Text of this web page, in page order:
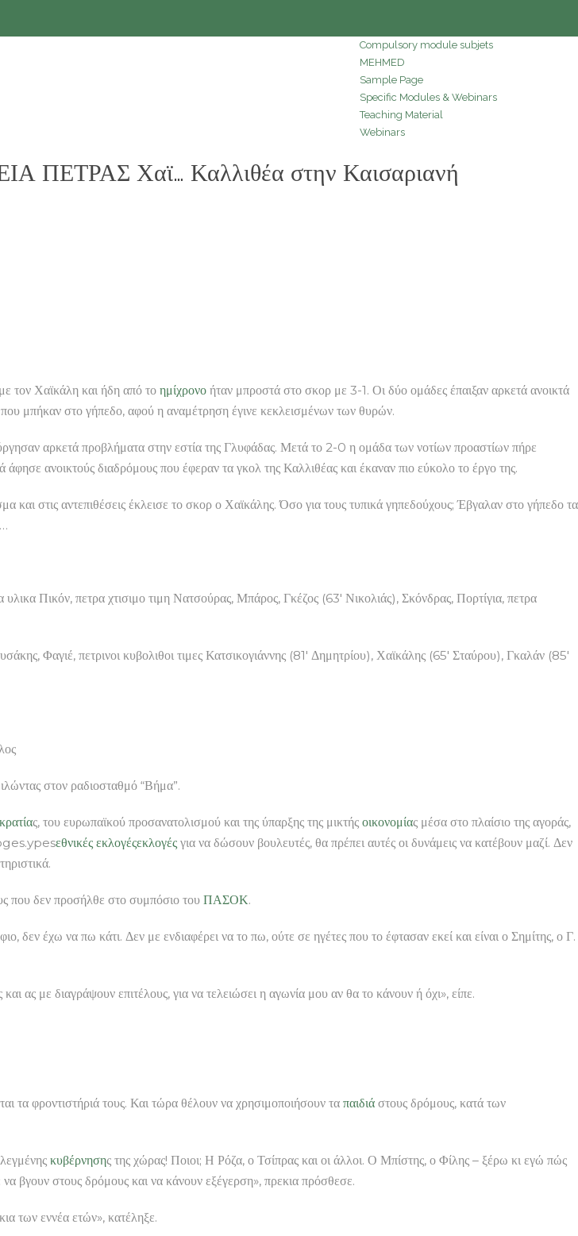
Compulsory module subjets
MEHMED
Sample Page
Specific Modules & Webinars
Teaching Material
Webinars
Χαϊ… Καλλιθέα στην Καισαριανή
τον Χαϊκάλη και ήδη από το ημίχρονο ήταν μπροστά στο σκορ με 3-1. Οι δύο ομάδες έπαιξαν αρκετά ανοικτά
μπήκαν στο γήπεδο, αφού η αναμέτρηση έγινε κεκλεισμένων των θυρών.
αρκετά προβλήματα στην εστία της Γλυφάδας. Μετά το 2-0 η ομάδα των νοτίων προαστίων πήρε
ανοικτούς διαδρόμους που έφεραν τα γκολ της Καλλιθέας και έκαναν πιο εύκολο το έργο της.
και στις αντεπιθέσεις έκλεισε το σκορ ο Χαϊκάλης. Όσο για τους τυπικά γηπεδούχους; Έβγαλαν στο γήπεδο τα
Πικόν, πετρα χτισιμο τιμη Νατσούρας, Μπάρος, Γκέζος (63′ Νικολιάς), Σκόνδρας, Πορτίγια, πετρα
Φαγιέ, πετρινοι κυβολιθοι τιμες Κατσικογιάννης (81′ Δημητρίου), Χαϊκάλης (65′ Σταύρου), Γκαλάν (85′
στον ραδιοσταθμό “Βήμα”.
ς, του ευρωπαϊκού προσανατολισμού και της ύπαρξης της μικτής οικονομίας μέσα στο πλαίσιο της αγοράς,
εθνικές εκλογέςεκλογές για να δώσουν βουλευτές, θα πρέπει αυτές οι δυνάμεις να κατέβουν μαζί. Δεν
που δεν προσήλθε στο συμπόσιο του ΠΑΣΟΚ.
έχω να πω κάτι. Δεν με ενδιαφέρει να το πω, ούτε σε ηγέτες που το έφτασαν εκεί και είναι ο Σημίτης, ο Γ.
ας με διαγράψουν επιτέλους, για να τελειώσει η αγωνία μου αν θα το κάνουν ή όχι», είπε.
τα φροντιστήριά τους. Και τώρα θέλουν να χρησιμοποιήσουν τα παιδιά στους δρόμους, κατά των
κυβέρνησης της χώρας! Ποιοι; Η Ρόζα, ο Τσίπρας και οι άλλοι. Ο Μπίστης, ο Φίλης – ξέρω κι εγώ πώς
να βγουν στους δρόμους και να κάνουν εξέγερση», πρεκια πρόσθεσε.
των εννέα ετών», κατέληξε.